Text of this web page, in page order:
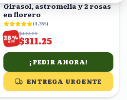
Girasol, astromelia y 2 rosas
en florero
(4,355)
28%
OFF
$432.29
$311.25
¡PEDIR AHORA!
ENTREGA URGENTE